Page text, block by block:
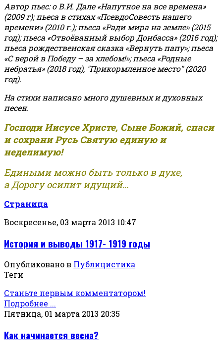
Автор пьес: о В.И. Дале «Напутное на все времена»
(2009 г); пьеса в стихах «ПсевдоСовесть нашего
времени» (2010 г.); пьеса «Ради мира на земле» (2015
год); пьеса «Отвоёванный выбор Донбасса» (2016 год);
пьеса рождественская сказка «Вернуть папу»; пьеса
«С верой в Победу – за хлебом!»;пьеса «Родные
небратья» (2018 год), "Прикормленное место" (2020
год).
На стихи написано много душевных и духовных
песен.
Господи Иисусе Христе, Сыне Божий, спаси
и сохрани Русь Святую единую и
неделимую!
Едиными можно быть только в духе,
а Дорогу осилит идущий...
Страница
Воскресенье, 03 марта 2013 10:47
История и выводы 1917- 1919 годы
Опубликовано в Публицистика
Теги
Станьте первым комментатором!
Подробнее ...
Пятница, 01 марта 2013 20:35
Как начинается весна?